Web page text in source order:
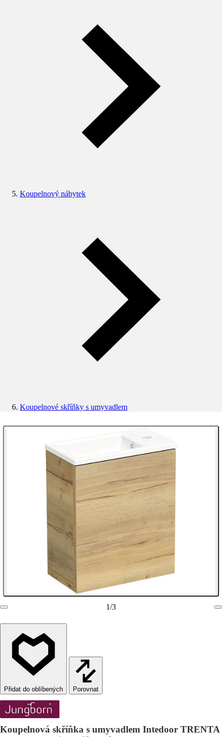
Koupelnový nábytek
Koupelnové skříňky s umyvadlem
1/3
Porovnat
Koupelnová skříňka s umyvadlem Intedoor TRENTA